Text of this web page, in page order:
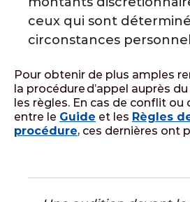
ceux qui sont
circonstances
Pour obtenir de plus amples
la procédure d’appel auprès
les règles. En cas de conflit ou
entre le Guide et les Règles
procédure, ces dernières ont